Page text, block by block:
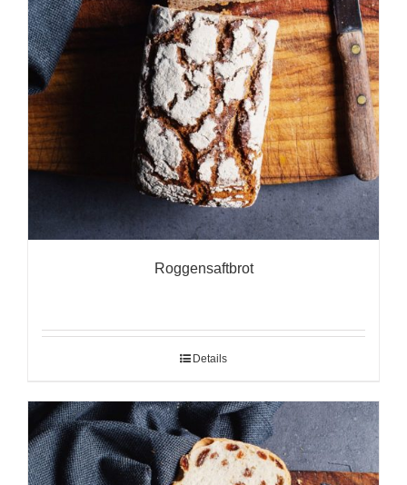
Roggensaftbrot
Details